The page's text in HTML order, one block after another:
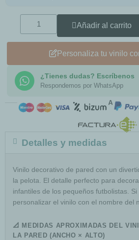
Añadir al carrito
Personaliza tu vinilo
¿Tienes dudas? Escríbenos
Respondemos por WhatsApp
COMPRA
Detalles y medidas
Vinilo decorativo de pared con un
la pelota. El detalle perfecto para
infantiles de los pequeños futbolistas.
personalizar el vinilo con el nombre del
📐 MEDIDAS APROXIMADAS DEL
LA PARED (ANCHO × ALTO)